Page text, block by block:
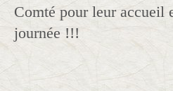
Comté pour leur accueil
journée !!!